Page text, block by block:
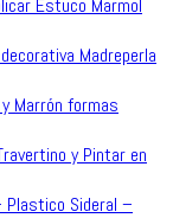
Estuco Marmol
Madreperla
Marrón formas
y Pintar en
Plastico Sideral –